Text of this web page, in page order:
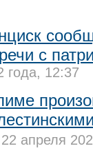
с
года, 12:37
22 апреля